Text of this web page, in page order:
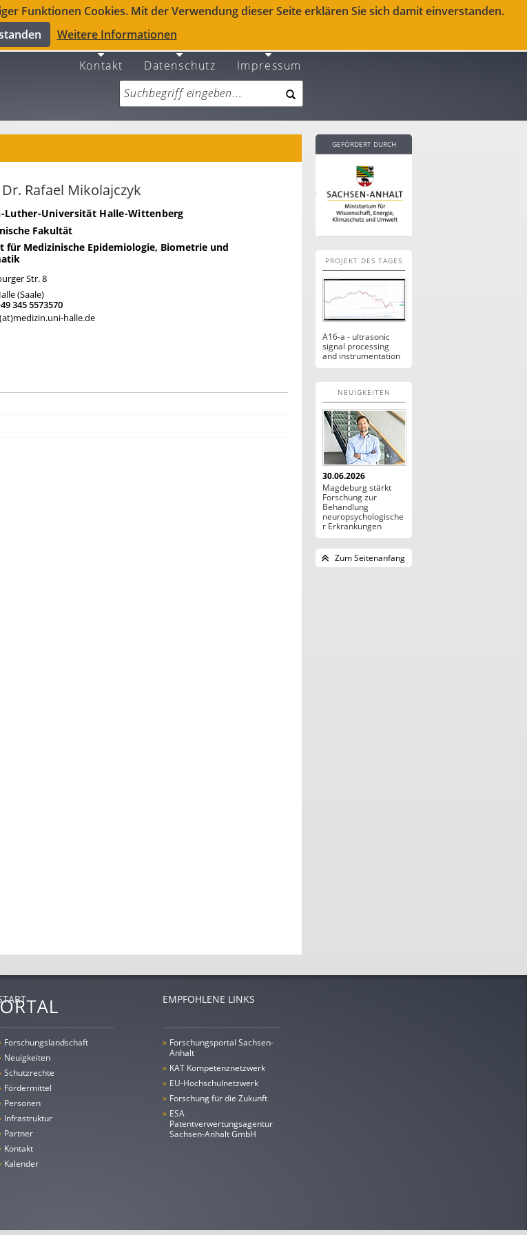
Funktionen Cookies. Mit der Verwendung dieser Seite erklären Sie sich damit einverstanden.
Weitere Informationen
Kontakt Datenschutz Impressum
Rafael Mikolajczyk
Luther-Universität Halle-Wittenberg
Fakultät
für Medizinische Epidemiologie, Biometrie und
Str. 8
(Saale)
345 5573570
halle.de
GEFÖRDERT DURCH
PROJEKT DES TAGES
A16-a - ultrasonic
signal processing
and instrumentation
NEUIGKEITEN
30.06.2026
Magdeburg stärkt
Forschung zur
Behandlung
neuropsychologische
r Erkrankungen
Zum Seitenanfang
Forschungs­landschaft
Neuigkeiten
Schutzrechte
Fördermittel
Personen
Infrastruktur
Partner
Kontakt
Kalender
EMPFOHLENE LINKS
» Forschungsportal Sachsen-
Anhalt
» KAT Kompetenznetzwerk
» EU-Hochschulnetzwerk
» Forschung für die Zukunft
» ESA
Patentverwertungsagentur
Sachsen-Anhalt GmbH